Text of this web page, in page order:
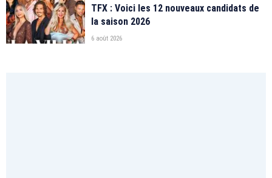
TFX : Voici les 12 nouveaux candidats de
la saison 2026
6 août 2026